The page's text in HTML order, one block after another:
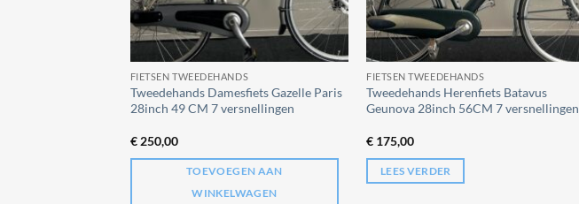
FIETSEN TWEEDEHANDS
Tweedehands Damesfiets Gazelle Paris
28inch 49 CM 7 versnellingen
€250,00
TOEVOEGEN AAN
WINKELWAGEN
FIETSEN TWEEDEHANDS
Tweedehands Herenfiets Batavus
Geunova 28inch 56CM 7 versnellingen
€ 175,00
LEES VERDER